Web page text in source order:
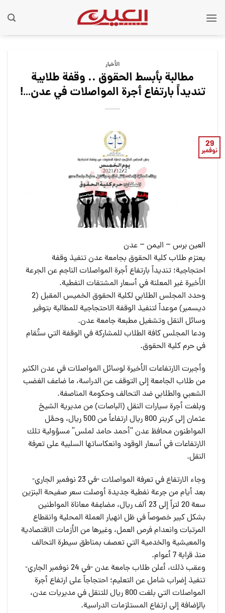
الأخبار
مطالبة بأبسط الحقوق .. وقفة طلابية
تنديداً بارتفاع أجرة المواصلات في عدن…!
29
نوفمبر
العين برس – اليمن – عدن
يعتزم طلاب كلية الحقوق بجامعة عدن تنفيذ وقفة
احتجاجية؛ تنديداً بارتفاع أجرة المواصلات الناجم عن الجرعة
الأخيرة غير المعلنة في أسعار المشتقات النفطية.
وحدد المجلس الطلابي لكلية الحقوق الخميس المقبل (2
ديسمبر) موعداً لتنفيذ الوقفة الاحتجاجية للمطالبة بتوفير
وسائل النقل وتشغيل مطبعة جامعة عدن.
ودعا المجلس كافة الطلاب للمشاركة في الوقفة التي ستُقام
في حرم كلية الحقوق.
وأجبرت الارتفاعات الأخيرة لوسائل المواصلات في عدن الكثير
من طلاب الجامعة إلى التوقف عن الدراسة، ما ضاعف الغضب
الشعبي والطلابي ضد التحالف وحكومة المناصفة.
وبلغت أجرة سيارات النقل (الباصات) من مديرية الشيخ
عثمان إلى كريتر 800 ريال ارتفاعاً من 500 ريال، وحمَّل
المواطنون محافظ عدن “أحمد حامد لملس” مسؤولية تلك
الارتفاعات في أسعار الوقود وانعكاساتها السلبية على تعرفة
النقل.
وجاء الارتفاع في تعرفة المواصلات -في 23 نوفمبر الجاري-
بعد أيام من جرعة نفطية جديدة أوصلت سعر صفيحة البنزين
سعة 20 لتراً إلى 23 ألف ريال، مضاعِفة معاناة المواطنين
بشكل كبير خصوصاً في ظل انهيار العملة المحلية وانقطاع
المرتبات وانعدام فرص العمل، وغيرها من الأزمات الاقتصادية
والمعيشية والخدمية التي تعصف بمناطق سيطرة التحالف
منذ قرابة 7 أعوام.
وعقب ذلك، أعلن طلاب جامعة عدن -في 24 نوفمبر الجاري-
تنفيذ إضراب شامل عن التعليم؛ احتجاجاً على ارتفاع أجرة
المواصلات التي بلغت 800 ريال للتنقل في مديريات عدن،
بالإضافة إلى ارتفاع المستلزمات الدراسية.